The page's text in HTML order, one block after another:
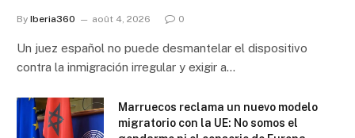
By Iberia360 août 4, 2026 0
Un juez español no puede desmantelar el dispositivo
contra la inmigración irregular y exigir a…
Marruecos reclama un nuevo modelo
migratorio con la UE: No somos el